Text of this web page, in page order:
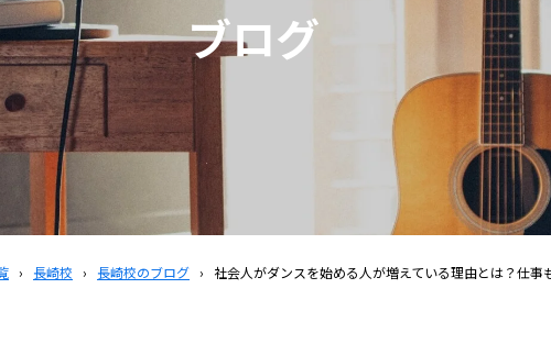
ブログ
› 長崎校 › 長崎校のブログ › 社会人がダンスを始める人が増えている理由とは？仕